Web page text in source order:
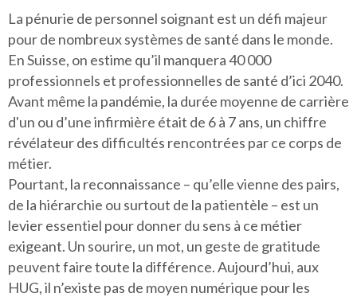
La pénurie de personnel soignant est un défi majeur
pour de nombreux systèmes de santé dans le monde.
En Suisse, on estime qu’il manquera 40 000
professionnels et professionnelles de santé d’ici 2040.
Avant même la pandémie, la durée moyenne de carrière
d'un ou d’une infirmière était de 6 à 7 ans, un chiffre
révélateur des difficultés rencontrées par ce corps de
métier.
Pourtant, la reconnaissance – qu’elle vienne des pairs,
de la hiérarchie ou surtout de la patientèle – est un
levier essentiel pour donner du sens à ce métier
exigeant. Un sourire, un mot, un geste de gratitude
peuvent faire toute la différence. Aujourd’hui, aux
HUG, il n’existe pas de moyen numérique pour les